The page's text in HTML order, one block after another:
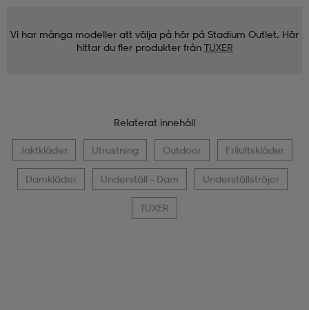
Vi har många modeller att välja på här på Stadium Outlet. Här
hittar du fler produkter från TUXER
Relaterat innehåll
Jaktkläder Utrustning Outdoor Friluftskläder
Damkläder Underställ - Dam Underställströjor
TUXER